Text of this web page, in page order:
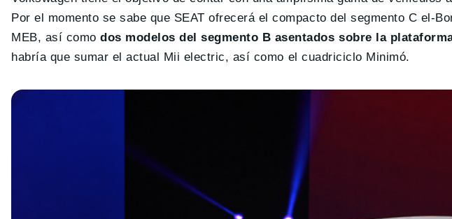
Por el momento se sabe que SEAT ofrecerá el compacto del segmento C el-
MEB, así comodos modelos del segmento B asentados sobre la
habría que sumar el actual Mii electric, así como el cuadriciclo Minimó.